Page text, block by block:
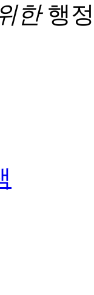
한행